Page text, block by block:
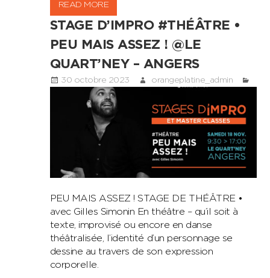
READ MORE
STAGE D’IMPRO #THÉÂTRE •
PEU MAIS ASSEZ ! @LE
QUART’NEY – ANGERS
30 octobre 2023 orangeplatine_admin
PEU MAIS ASSEZ ! STAGE DE THÉÂTRE •
avec Gilles Simonin En théâtre – qu’il soit à
texte, improvisé ou encore en danse
théâtralisée, l’identité d’un personnage se
dessine au travers de son expression
corporelle.